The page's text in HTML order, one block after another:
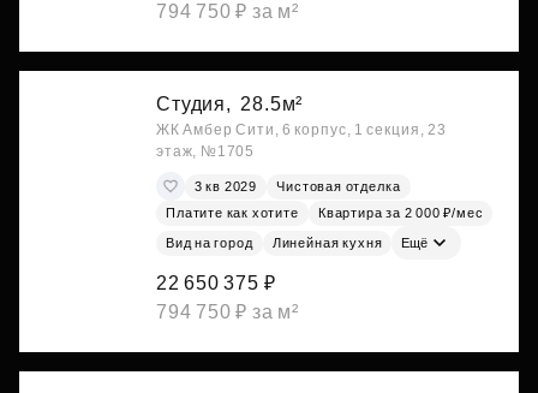
794 750 ₽ за м²
Студия, 28.5м²
ЖК Амбер Сити, 6 корпус, 1 секция, 23
этаж, №1705
3 кв 2029
Чистовая отделка
Платите как хотите
Квартира за 2 000 ₽/мес
Вид на город Линейная кухня Ещё
22 650 375 ₽
794 750 ₽ за м²